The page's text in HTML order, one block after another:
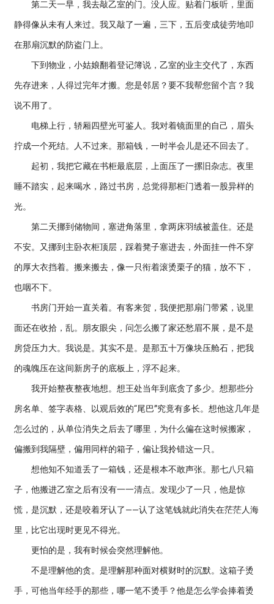
第二天一早，我去敲乙室的门。没人应。贴着门板听，里面
静得像从未有人来过。我又敲了一遍，三下，五后变成徒劳地叩
在那扇沉默的防盗门上。
下到物业，小姑娘翻着登记簿说，乙室的业主交代了，东西
先存进来，人得过完年才搬。您是邻居？要不我帮您留个言？我
说不用了。
电梯上行，轿厢四壁光可鉴人。我对着镜面里的自己，眉头
拧成一个死结。人不过来。那箱钱，一时半会儿是还不回去了。
起初，我把它藏在书柜最底层，上面压了一摞旧杂志。夜里
睡不踏实，起来喝水，路过书房，总觉得那柜门透着一股异样的
光。
第二天挪到储物间，塞进角落里，拿两床羽绒被盖住。还是
不安。又挪到主卧衣柜顶层，踩着凳子塞进去，外面挂一件不穿
的厚大衣挡着。搬来搬去，像一只衔着滚烫栗子的猫，放不下，
也咽不下。
书房门开始一直关着。有客来贺，我便把那扇门带紧，说里
面还在收拾，乱。朋友眼尖，问怎么搬了家还愁眉不展，是不是
房贷压力大。我说是。其实不是。是那五十万像块压舱石，把我
的魂魄压在这间新房子的底板上，浮不起来。
我开始整夜整夜地想。想王处当年到底贪了多少。想那些分
房名单、签字表格、以观后效的“尾巴”究竟有多长。想他这几年是
怎么过的，从单位消失之后去了哪里，为什么偏在这时候搬家，
偏搬到我隔壁，偏用同样的箱子，偏让我拎错这一只。
想他知不知道丢了一箱钱，还是根本不敢声张。那七八只箱
子，他搬进乙室之后有没有一一清点。发现少了一只，他是惊
慌，是沉默，还是咬着牙认了——认了这笔钱就此消失在茫茫人海
里，比它出现时更见不得光。
更怕的是，我有时候会突然理解他。
不是理解他的贪。是理解那种面对横财时的沉默。这箱子烫
手，可他当年经手的那些，哪一笔不烫手？他是怎么学会捧着烫